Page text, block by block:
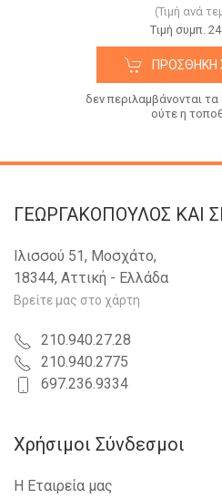
(Τιμή ανά
Tιμή συμπ.
ΠΡΟΣΘΉΚΗ
δεν περιλαμβάνονται
ούτε η
ΓΕΩΡΓΑΚΟΠΟΥΛΟΣ KAI
Ιλισσού 51, Μοσχάτο,
18344, Αττική - Ελλάδα
Βρείτε μας στο χάρτη
210.940.27.28
210.940.2775
697.236.9334
Χρήσιμοι Σύνδεσμοι
Η Εταιρεία μας